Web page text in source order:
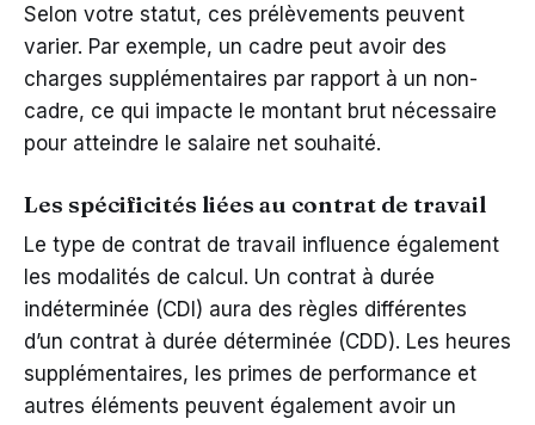
Selon votre statut, ces prélèvements peuvent
varier. Par exemple, un cadre peut avoir des
charges supplémentaires par rapport à un non-
cadre, ce qui impacte le montant brut nécessaire
pour atteindre le salaire net souhaité.
Les spécificités liées au contrat de travail
Le type de contrat de travail influence également
les modalités de calcul. Un contrat à durée
indéterminée (CDI) aura des règles différentes
d’un contrat à durée déterminée (CDD). Les heures
supplémentaires, les primes de performance et
autres éléments peuvent également avoir un